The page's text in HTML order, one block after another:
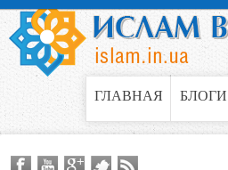
Jump to
ГЛАВНАЯ БЛОГИ